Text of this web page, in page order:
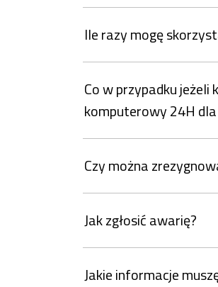
Ile razy mogę
Co w przypadku
komputerowy 24H
Czy można
Jak zgłosić awarię?
Jakie informacje